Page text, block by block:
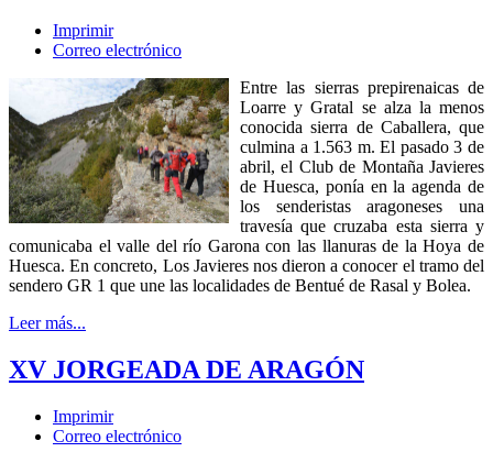
Imprimir
Correo electrónico
Entre las sierras prepirenaicas de
Loarre y Gratal se alza la menos
conocida sierra de Caballera, que
culmina a 1.563 m. El pasado 3 de
abril, el Club de Montaña Javieres
de Huesca, ponía en la agenda de
los senderistas aragoneses una
travesía que cruzaba esta sierra y
comunicaba el valle del río Garona con las llanuras de la Hoya de
Huesca. En concreto, Los Javieres nos dieron a conocer el tramo del
sendero GR 1 que une las localidades de Bentué de Rasal y Bolea.
Leer más...
XV JORGEADA DE ARAGÓN
Imprimir
Correo electrónico